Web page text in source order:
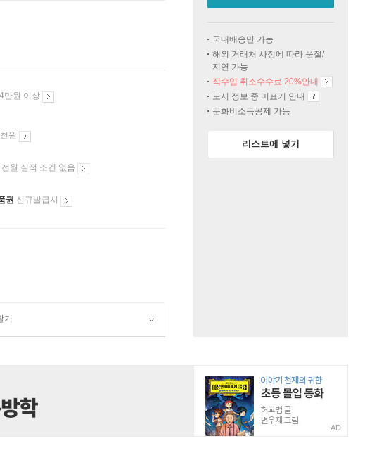
만원 이상
원
전월 실적 조건 없음
권 신규발급시
국내배송만 가능
해외 거래처 사정에 따라 품절/
지연 가능
직수입 취소수수료 20%안내
도서 정보 중 미표기 안내
문화비소득공제 가능
리스트에 넣기
AD